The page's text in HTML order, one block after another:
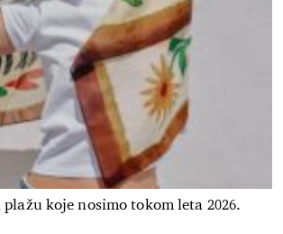
plažu koje nosimo tokom leta 2026.